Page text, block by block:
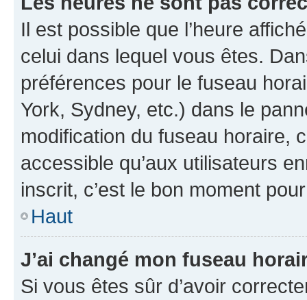
Il est possible que l’heure
celui dans lequel vous êtes.
préférences pour le fuseau
York, Sydney, etc.) dans le
modification du fuseau horaire,
accessible qu’aux utilisateurs
inscrit, c’est le bon moment
Haut
J’ai changé mon fuseau
Si vous êtes sûr d’avoir